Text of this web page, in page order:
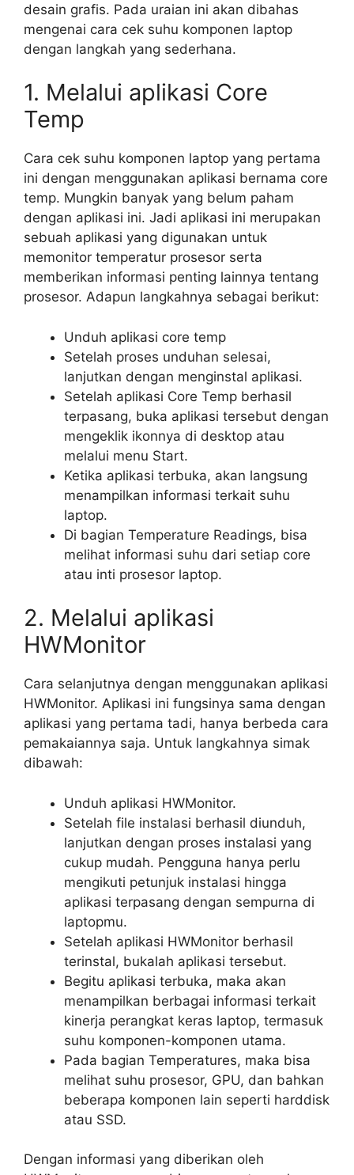
desain grafis. Pada uraian ini akan dibahas
mengenai cara cek suhu komponen laptop
dengan langkah yang sederhana.
1. Melalui aplikasi Core
Temp
Cara cek suhu komponen laptop yang pertama
ini dengan menggunakan aplikasi bernama core
temp. Mungkin banyak yang belum paham
dengan aplikasi ini. Jadi aplikasi ini merupakan
sebuah aplikasi yang digunakan untuk
memonitor temperatur prosesor serta
memberikan informasi penting lainnya tentang
prosesor. Adapun langkahnya sebagai berikut:
Unduh aplikasi core temp
Setelah proses unduhan selesai,
lanjutkan dengan menginstal aplikasi.
Setelah aplikasi Core Temp berhasil
terpasang, buka aplikasi tersebut dengan
mengeklik ikonnya di desktop atau
melalui menu Start.
Ketika aplikasi terbuka, akan langsung
menampilkan informasi terkait suhu
laptop.
Di bagian Temperature Readings, bisa
melihat informasi suhu dari setiap core
atau inti prosesor laptop.
2. Melalui aplikasi
HWMonitor
Cara selanjutnya dengan menggunakan aplikasi
HWMonitor. Aplikasi ini fungsinya sama dengan
aplikasi yang pertama tadi, hanya berbeda cara
pemakaiannya saja. Untuk langkahnya simak
dibawah:
Unduh aplikasi HWMonitor.
Setelah file instalasi berhasil diunduh,
lanjutkan dengan proses instalasi yang
cukup mudah. Pengguna hanya perlu
mengikuti petunjuk instalasi hingga
aplikasi terpasang dengan sempurna di
laptopmu.
Setelah aplikasi HWMonitor berhasil
terinstal, bukalah aplikasi tersebut.
Begitu aplikasi terbuka, maka akan
menampilkan berbagai informasi terkait
kinerja perangkat keras laptop, termasuk
suhu komponen-komponen utama.
Pada bagian Temperatures, maka bisa
melihat suhu prosesor, GPU, dan bahkan
beberapa komponen lain seperti harddisk
atau SSD.
Dengan informasi yang diberikan oleh